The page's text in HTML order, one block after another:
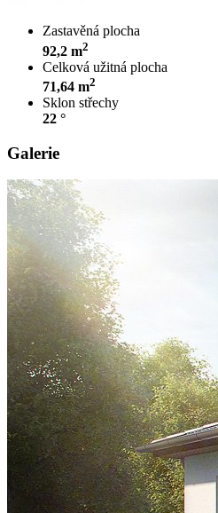
Zastavěná plocha
92,2 m2
Celková užitná plocha
71,64 m2
Sklon střechy
22 °
Galerie